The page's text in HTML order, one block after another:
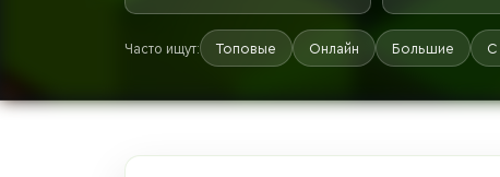
Часто ищут: Топовые Онлайн Большие С